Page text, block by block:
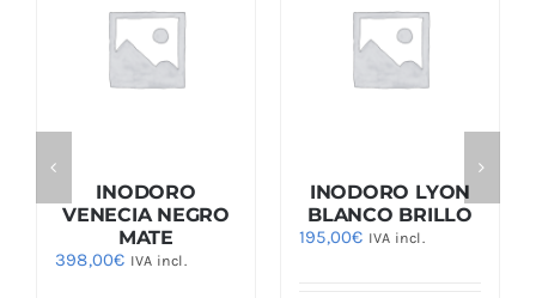
INODORO
VENECIA NEGRO
MATE
398,00€ IVA incl.
INODORO LYON
BLANCO BRILLO
195,00€ IVA incl.